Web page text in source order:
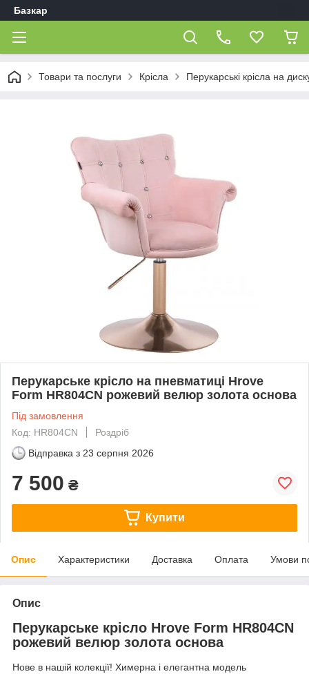
Базкар
Товари та послуги Крісла Перукарські крісла на
Перукарське крісло на пневматиці Hrove
Form HR804CN рожевий велюр золота основа
Під замовлення
Код: HR804CN
Роздріб
Відправка з 23 серпня 2026
7 500 ₴
Купити
Опис Характеристики Доставка Оплата Умови
Опис
Перукарське крісло Hrove Form HR804CN
рожевий велюр золота основа
Нове в нашій колекції! Химерна і елегантна модель